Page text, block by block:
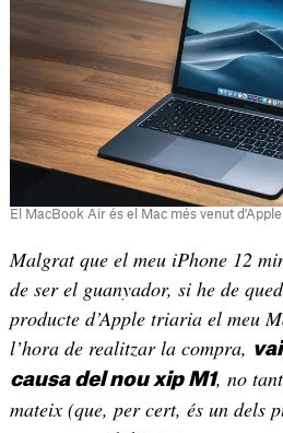
El MacBook Air és el Mac més venut d'Apple
Malgrat que el meu iPhone 12
de ser el guanyador, si he de
producte d’Apple triaria el meu
l’hora de realitzar la compra,
causa del nou xip M1, no
mateix (que, per cert, és un dels